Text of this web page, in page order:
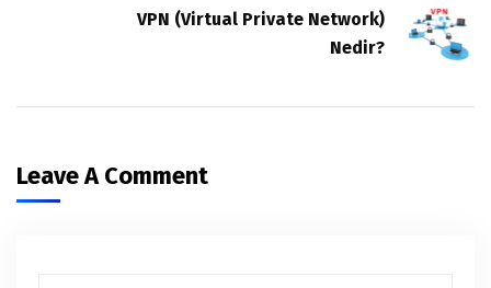
VPN (Virtual Private Network)
Nedir?
Leave A Comment